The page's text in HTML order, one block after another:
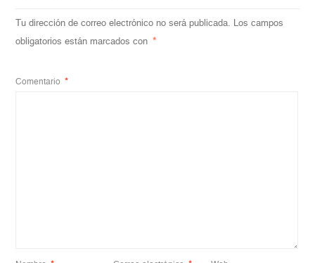
Tu dirección de correo electrónico no será publicada. Los campos
obligatorios están marcados con *
Comentario *